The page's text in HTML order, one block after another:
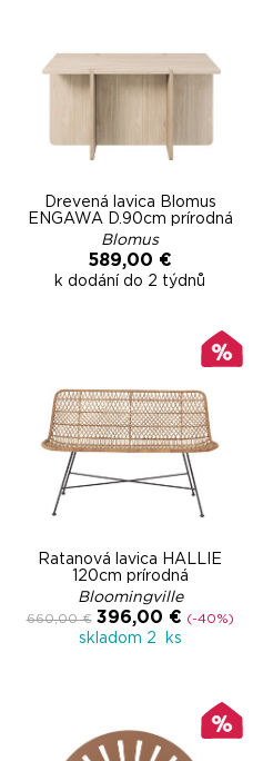
Drevená lavica Blomus
ENGAWA D.90cm prírodná
Blomus
589,00 €
k dodání do 2 týdnů
Ratanová lavica HALLIE
120cm prírodná
Bloomingville
660,00 € 396,00 € (-40%)
skladom 2 ks